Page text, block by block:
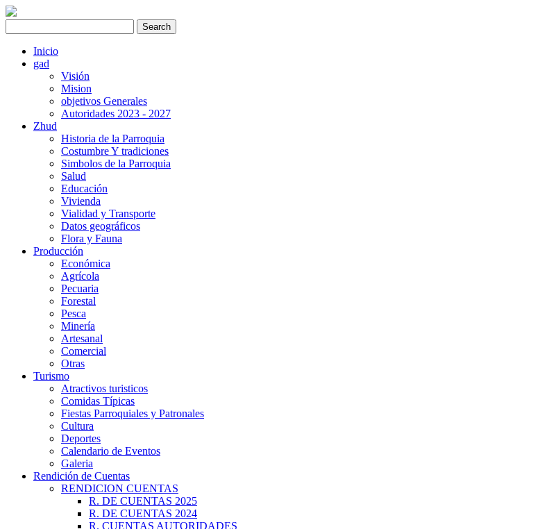
Inicio
gad
Visión
Mision
objetivos Generales
Autoridades 2023 - 2027
Zhud
Historia de la Parroquia
Costumbre Y tradiciones
Simbolos de la Parroquia
Salud
Educación
Vivienda
Vialidad y Transporte
Datos geográficos
Flora y Fauna
Producción
Económica
Agrícola
Pecuaria
Forestal
Pesca
Minería
Artesanal
Comercial
Otras
Turismo
Atractivos turisticos
Comidas Típicas
Fiestas Parroquiales y Patronales
Cultura
Deportes
Calendario de Eventos
Galeria
Rendición de Cuentas
RENDICION CUENTAS
R. DE CUENTAS 2025
R. DE CUENTAS 2024
R. CUENTAS AUTORIDADES